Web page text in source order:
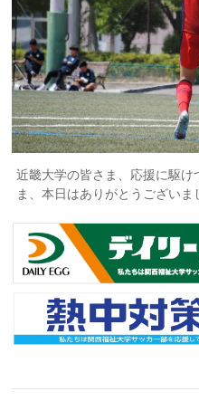
近畿大学の皆さま、応援に駆け
ま、本日はありがとうございま